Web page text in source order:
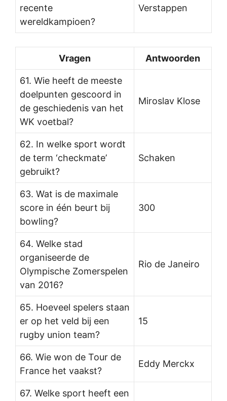
recente
wereldkampioen?
Verstappen
Vragen Antwoorden
61. Wie heeft de meeste
doelpunten gescoord in
de geschiedenis van het
WK voetbal?
Miroslav Klose
62. In welke sport wordt
de term ‘checkmate’
gebruikt?
Schaken
63. Wat is de maximale
score in één beurt bij
bowling?
300
64. Welke stad
organiseerde de
Olympische Zomerspelen
van 2016?
Rio de Janeiro
65. Hoeveel spelers staan
er op het veld bij een
rugby union team?
15
66. Wie won de Tour de
France het vaakst?
Eddy Merckx
67. Welke sport heeft een